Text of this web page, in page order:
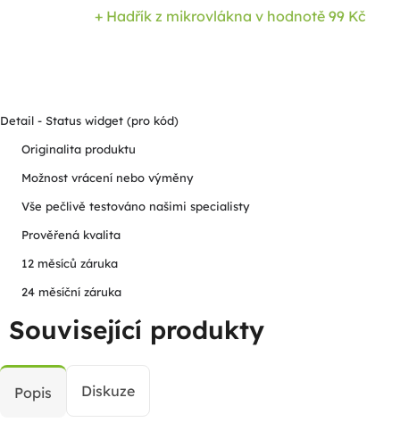
+ Hadřík z mikrovlákna v hodnotě 99 Kč
Detail - Status widget (pro kód)
Originalita produktu
Možnost vrácení nebo výměny
Vše pečlivě testováno našimi specialisty
Prověřená kvalita
12 měsíců záruka
24 měsíční záruka
Související produkty
Popis Diskuze